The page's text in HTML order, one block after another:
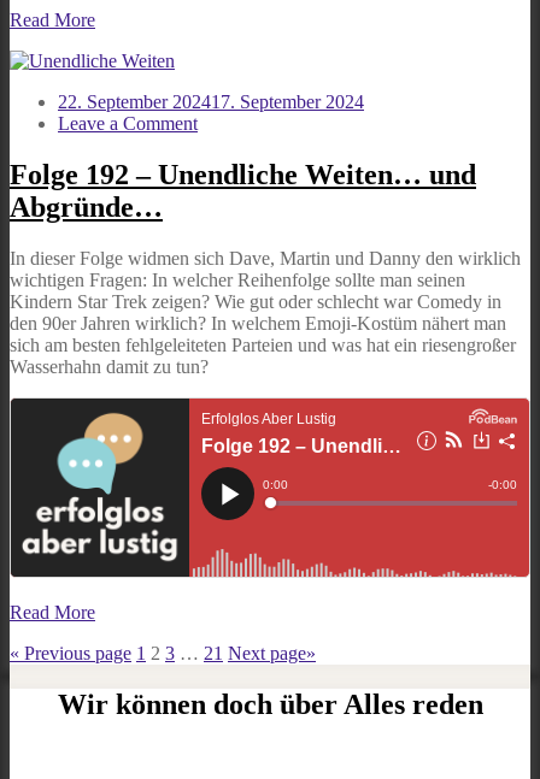
Read More
22. September 202417. September 2024
Leave a Commenton
–
und
Abgründe…
Folge 192 – Unendliche Weiten… und
Abgründe…
In dieser Folge widmen sich Dave, Martin und Danny den wirklich
wichtigen Fragen: In welcher Reihenfolge sollte man seinen
Kindern Star Trek zeigen? Wie gut oder schlecht war Comedy in
den 90er Jahren wirklich? In welchem Emoji-Kostüm nähert man
sich am besten fehlgeleiteten Parteien und was hat ein riesengroßer
Wasserhahn damit zu tun?
Read More
Seitennummerierung
Beiträge
« Previous page Page
1 Page
2 Page
3 … Page
21 Next page»
Wir können doch über Alles reden